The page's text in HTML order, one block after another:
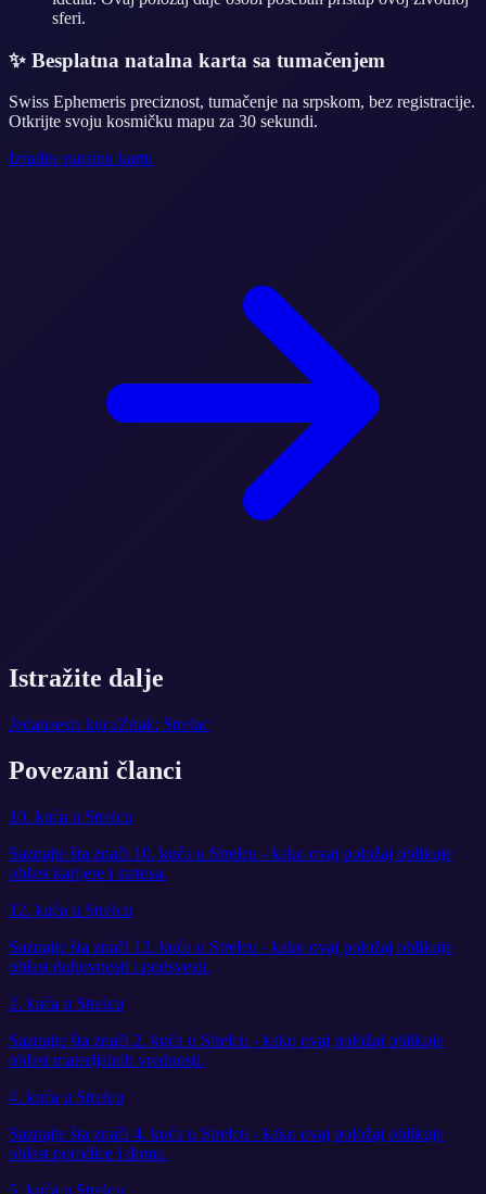
sferi.
✨ Besplatna natalna karta sa tumačenjem
Swiss Ephemeris preciznost, tumačenje na srpskom, bez registracije.
Otkrijte svoju kosmičku mapu za 30 sekundi.
Izradite natalnu kartu
Istražite dalje
Jedanaesta kucaZnak: Strelac
Povezani članci
10. kuća u Strelcu
Saznajte šta znači 10. kuća u Strelcu - kako ovaj položaj oblikuje
oblast karijere i statusa.
12. kuća u Strelcu
Saznajte šta znači 12. kuća u Strelcu - kako ovaj položaj oblikuje
oblast duhovnosti i podsvesti.
2. kuća u Strelcu
Saznajte šta znači 2. kuća u Strelcu - kako ovaj položaj oblikuje
oblast materijalnih vrednosti.
4. kuća u Strelcu
Saznajte šta znači 4. kuća u Strelcu - kako ovaj položaj oblikuje
oblast porodice i doma.
5. kuća u Strelcu